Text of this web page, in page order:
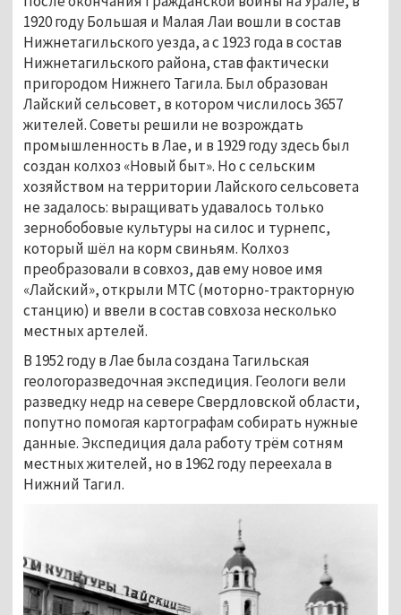
1920 году Большая и Малая Лаи вошли в состав
Нижнетагильского уезда, а с 1923 года в состав
Нижнетагильского района, став фактически
пригородом Нижнего Тагила. Был образован
Лайский сельсовет, в котором числилось 3657
жителей. Советы решили не возрождать
промышленность в Лае, и в 1929 году здесь был
создан колхоз «Новый быт». Но с сельским
хозяйством на территории Лайского сельсовета
не задалось: выращивать удавалось только
зернобобовые культуры на силос и турнепс,
который шёл на корм свиньям. Колхоз
преобразовали в совхоз, дав ему новое имя
«Лайский», открыли МТС (моторно-тракторную
станцию) и ввели в состав совхоза несколько
местных артелей.
В 1952 году в Лае была создана Тагильская
геологоразведочная экспедиция. Геологи вели
разведку недр на севере Свердловской области,
попутно помогая картографам собирать нужные
данные. Экспедиция дала работу трём сотням
местных жителей, но в 1962 году переехала в
Нижний Тагил.